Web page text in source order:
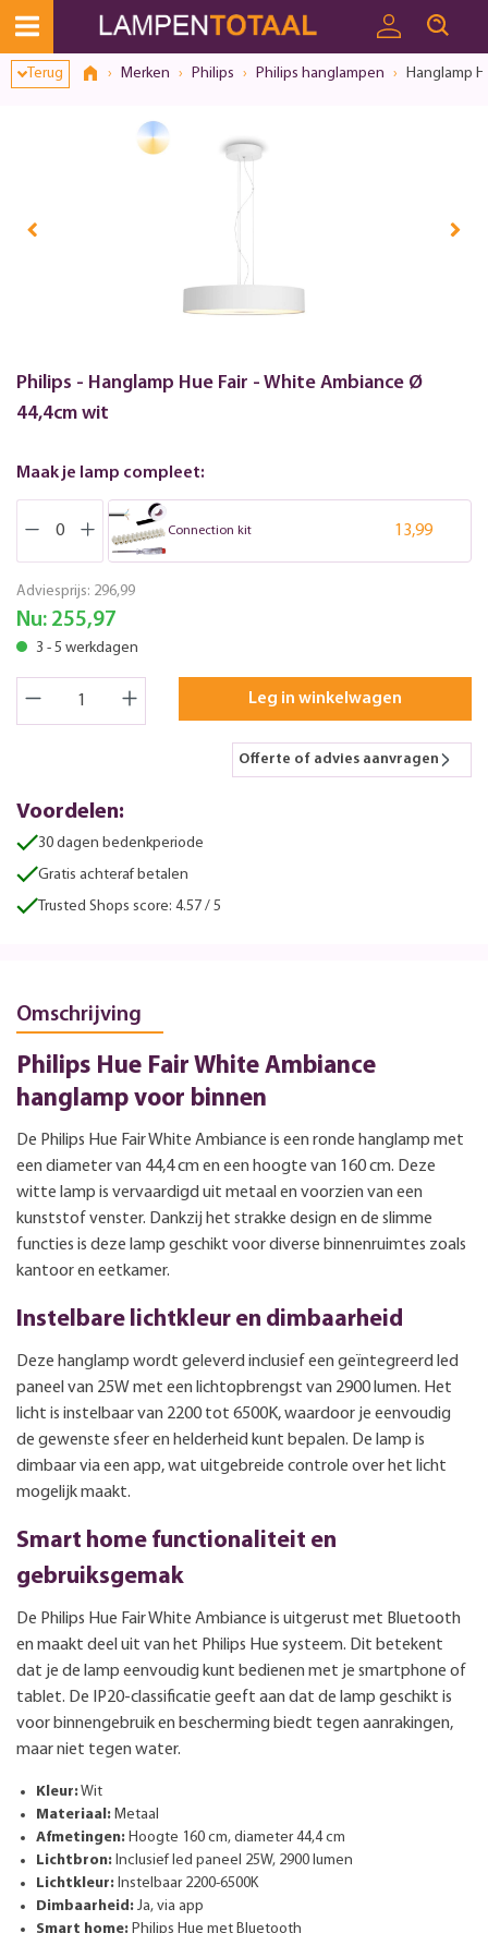
Terug Merken Philips Philips hanglampen Hanglamp
Philips - Hanglamp Hue Fair - White Ambiance Ø
44,4cm wit
Maak je lamp compleet:
Connection kit 13,99
Adviesprijs: 296,99
Nu: 255,97
3 - 5 werkdagen
Leg in winkelwagen
Offerte of advies aanvragen
Voordelen:
30 dagen bedenkperiode
Gratis achteraf betalen
Trusted Shops score: 4.57 / 5
Omschrijving
Philips Hue Fair White Ambiance
hanglamp voor binnen
De Philips Hue Fair White Ambiance is een ronde hanglamp met
een diameter van 44,4 cm en een hoogte van 160 cm. Deze
witte lamp is vervaardigd uit metaal en voorzien van een
kunststof venster. Dankzij het strakke design en de slimme
functies is deze lamp geschikt voor diverse binnenruimtes zoals
kantoor en eetkamer.
Instelbare lichtkleur en dimbaarheid
Deze hanglamp wordt geleverd inclusief een geïntegreerd led
paneel van 25W met een lichtopbrengst van 2900 lumen. Het
licht is instelbaar van 2200 tot 6500K, waardoor je eenvoudig
de gewenste sfeer en helderheid kunt bepalen. De lamp is
dimbaar via een app, wat uitgebreide controle over het licht
mogelijk maakt.
Smart home functionaliteit en
gebruiksgemak
De Philips Hue Fair White Ambiance is uitgerust met Bluetooth
en maakt deel uit van het Philips Hue systeem. Dit betekent
dat je de lamp eenvoudig kunt bedienen met je smartphone of
tablet. De IP20-classificatie geeft aan dat de lamp geschikt is
voor binnengebruik en bescherming biedt tegen aanrakingen,
maar niet tegen water.
Kleur:Wit
Materiaal: Metaal
Afmetingen: Hoogte 160 cm, diameter 44,4 cm
Lichtbron: Inclusief led paneel 25W, 2900 lumen
Lichtkleur: Instelbaar 2200-6500K
Dimbaarheid: Ja, via app
Smart home: Philips Hue met Bluetooth